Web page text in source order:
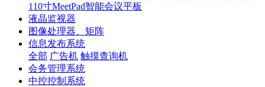
110寸MeetPad智能会议平板
液晶监视器
图像处理器、矩阵
信息发布系统
全部 广告机 触摸查询机
会务管理系统
中控控制系统